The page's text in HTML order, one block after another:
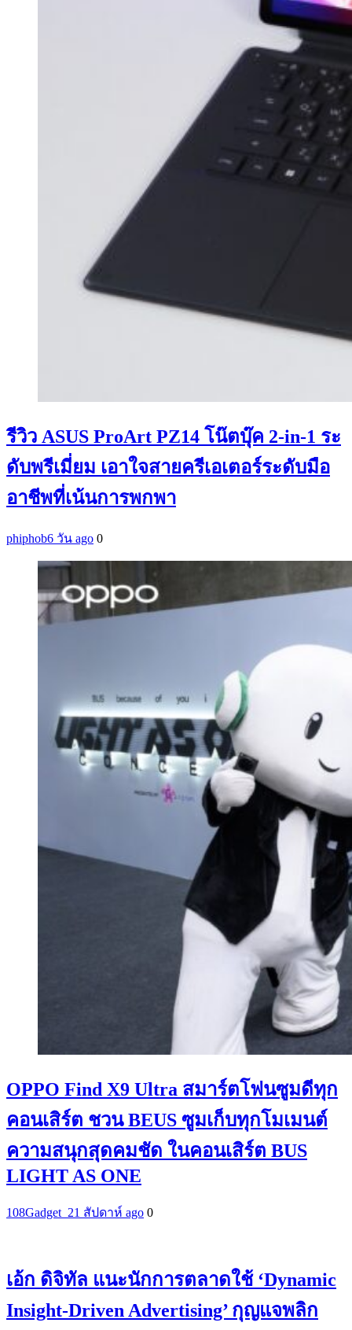
รีวิว ASUS ProArt PZ14 โน๊ตบุ๊ค 2-in-1 ระ
ดับพรีเมี่ยม เอาใจสายครีเอเตอร์ระดับมือ
อาชีพที่เน้นการพกพา
phiphob6 วัน ago 0
OPPO Find X9 Ultra สมาร์ตโฟนซูมดีทุก
คอนเสิร์ต ชวน BEUS ซูมเก็บทุกโมเมนต์
ความสนุกสุดคมชัด ในคอนเสิร์ต BUS
LIGHT AS ONE
108Gadget_21 สัปดาห์ ago 0
เอ้ก ดิจิทัล แนะนักการตลาดใช้ ‘Dynamic
Insight-Driven Advertising’ กุญแจพลิก